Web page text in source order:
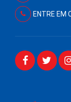
ENTRE EM